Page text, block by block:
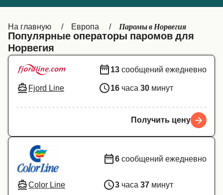
Ελλάδα Belgique (FR)
Polska
Schweiz (DE) Norge
Україна Indonesia
المغرب Maroc (FR)
На главную Европа Паромы в Норвегия
Популярные операторы паромов для
Норвегия
Fjord Line
13 сообщений ежедневно
16 часа 30 минут
Получить цену
Color Line
6 сообщений ежедневно
3 часа 37 минут